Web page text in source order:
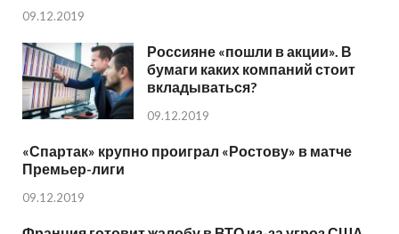
09.12.2019
Россияне «пошли в акции». В
бумаги каких компаний стоит
вкладываться?
09.12.2019
«Спартак» крупно проиграл «Ростову» в матче
Премьер-лиги
09.12.2019